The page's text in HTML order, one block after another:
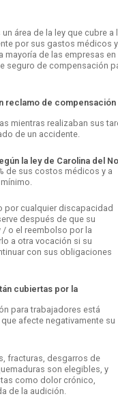
área de la ley que cubre a
por sus gastos médicos
de las empresas en
seguro de compensación
reclamo de compensación
mientras realizaban sus
de un accidente.
la ley de Carolina del
de sus costos médicos y a
por cualquier discapacidad
después de que su
o el reembolso por la
a otra vocación si su
con sus obligaciones
cubiertas por la
para trabajadores está
afecte negativamente su
fracturas, desgarros de
son elegibles, y
como dolor crónico,
de la audición.